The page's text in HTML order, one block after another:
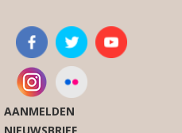
AANMELDEN